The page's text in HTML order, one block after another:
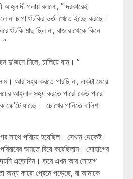
আহ্লাদী গলায় বললো, ” দরকারেই
না চাপা শুঁটকির ভর্তা খেতে ইচ্ছে করছে।
শুঁটকি মাছ ছিল না, বাজার থেকে কিনে
“
দু’জনে মিলে, চালিয়ে যান। “
আর সহ্য করতে পারছি না, একটা মেয়ে
আহ্লাদ সহ্য করতে পারে! কেউ পারে
ফে’টে যাচ্ছে। চোখের পানিতে বালিশ
সাথে পরিচয় হয়েছিল। সেখান থেকেই
অমতে বিয়ে করেছিলাম। সোহাগের
এতোদিন। তবে এখন আর সোহাগ
অন্য কারো প্রেমে পড়েছে, বা আমাকে